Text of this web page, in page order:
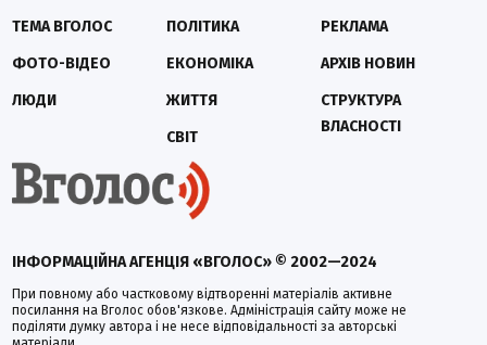
ІНФОРМАЦІЙНА АГЕНЦІЯ «ВГОЛОС» © 2002—2024
При повному або частковому відтворенні матеріалів активне
посилання на Вголос обов'язкове. Адміністрація сайту може не
поділяти думку автора і не несе відповідальності за авторські
ТЕМА ВГОЛОС
ФОТО-ВІДЕО
ЛЮДИ
ПОЛІТИКА
ЕКОНОМІКА
ЖИТТЯ
СВІТ
РЕКЛАМА
АРХІВ НОВИН
СТРУКТУРА
ВЛАСНОСТІ